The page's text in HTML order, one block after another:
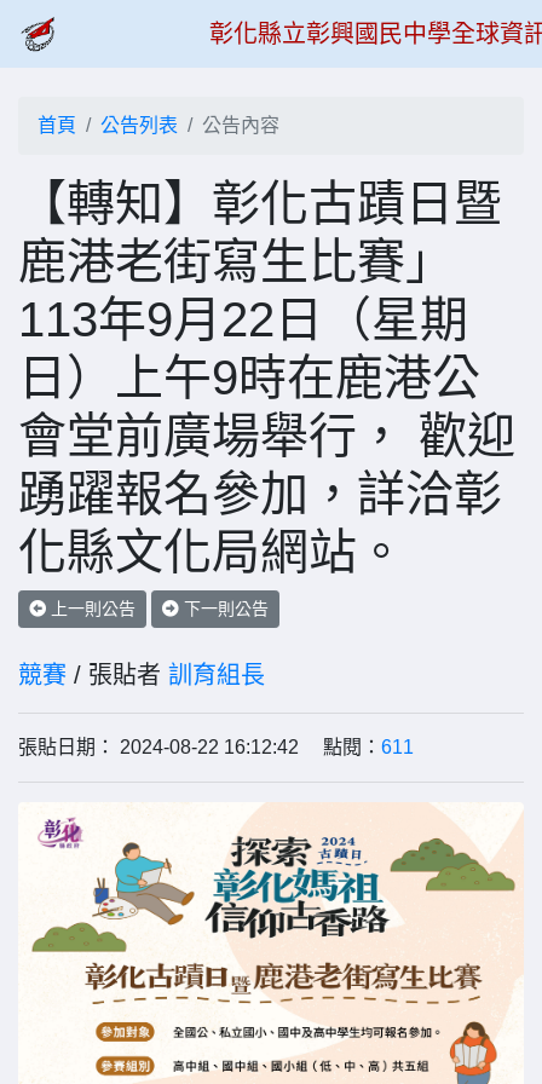
彰化縣立彰興國民中學全球資
首頁 公告列表 公告內容
【轉知】彰化古蹟日暨
鹿港老街寫生比賽」
113年9月22日（星期
日）上午9時在鹿港公
會堂前廣場舉行， 歡迎
踴躍報名參加，詳洽彰
化縣文化局網站。
上一則公告 下一則公告
競賽 / 張貼者 訓育組長
張貼日期： 2024-08-22 16:12:42 點閱： 611